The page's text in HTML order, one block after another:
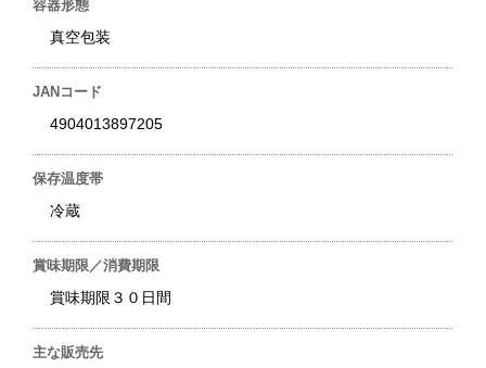
容器形態
真空包装
JANコード
4904013897205
保存温度帯
冷蔵
賞味期限／消費期限
賞味期限３０日間
主な販売先